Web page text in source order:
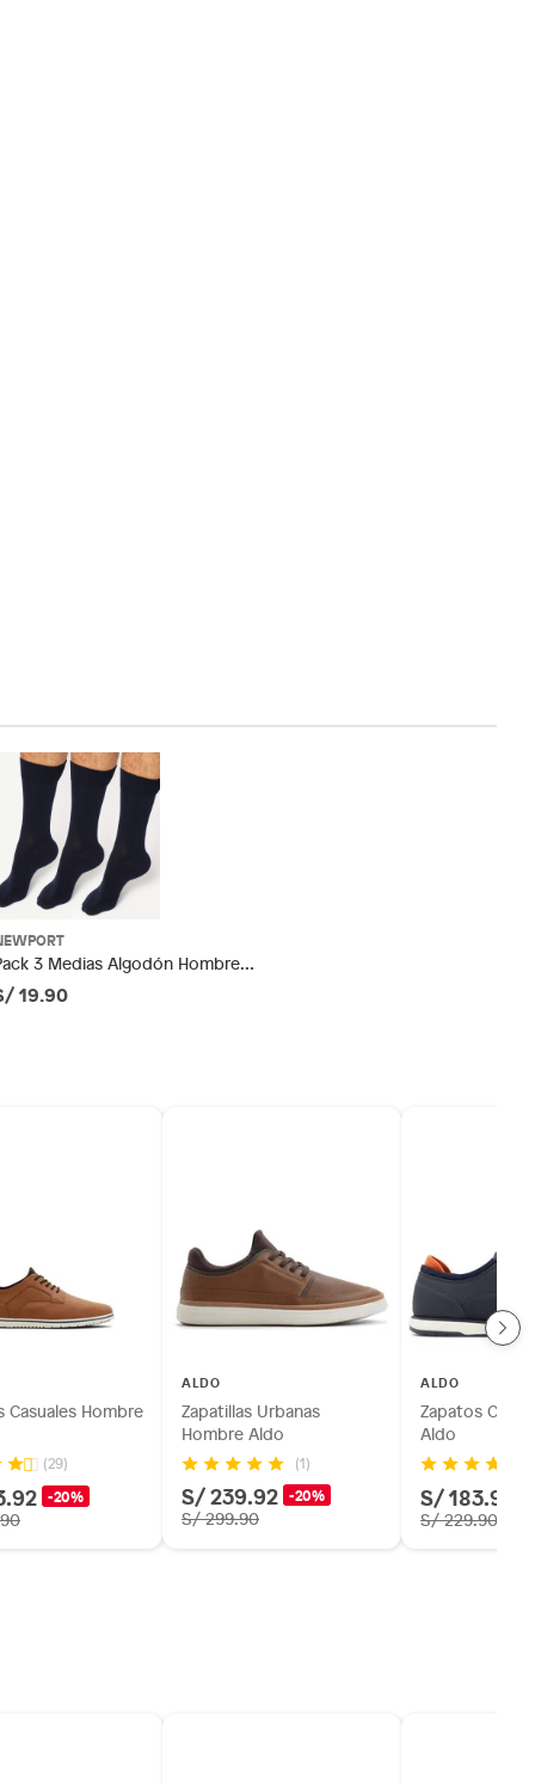
3 Medias Algodón Hombre
19.90
Casuales Hombre
(29)
-20%
ALDO
Zapatillas Urbanas
Hombre Aldo
(1)
S/ 239.92 -20%
S/ 299.90
ALDO
Zapatos
Aldo
S/ 183.92
S/ 229.90